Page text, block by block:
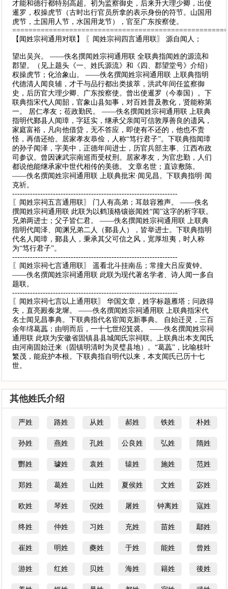
才能和德行都特别高超。初为监察御史，后来升大理少卿，出使
暹罗，权操虎节（古时出行官员所拿的表示身份的符节。山国用
虎节，土国用人节，水国用龙节），官至广东按察使。
【闻姓宗祠通用对联】 〖闻姓宗祠四言通用联〗 源自闻人；
望出吴兴。 ——佚名撰闻姓宗祠通用联 全联典指闻姓的源流和
郡望。（见上题头《一、姓氏源流》和《四、郡望堂号》介绍）
权操虎节；化洽象山。 ——佚名撰闻姓宗祠通用联 上联典指明
代德清人闻良辅，才干与品行都出类拔萃，洪武年间任监察御
史，后历官大理少卿、广东按察使。曾出使暹罗（今泰国）。下
联典指宋代人闻韶，官象山县知事，对百姓普及教化，贤能称第
一。 居仁孝友；莅政勤民。 ——佚名撰闻姓宗祠通用联 上联典
指明代鄞县人闻璋，字廷实，继承父亲闻可信敦厚善良的遗风，
家庭富裕，凡向他借贷，无不答应，即使有不还的，他也不责
怪，再借还给。居家孝友恭俭，人称“笃行君子”。下联典指闻璋
的孙子闻泽，字美中，正德年间进士，历官兵部主事、江西布政
司参议。曾因谏武宗南巡而受杖刑。居家孝友，为官忠勤，人们
都说他能继承家中世代相传的美德。 文章名世；直谅敷陈。
——佚名撰闻姓宗祠通用联 上联典批宋·闻见昌。下联典指明·闻
克祈。
-----------------------------------------------------------------
〖闻姓宗祠五言通用联〗 门人有高弟；耳鼓容雅声。 ——佚名
撰闻姓宗祠通用联 此联为以鹤顶格镶嵌闻姓“闻”这字的析字联。
兄弟两进士；父子皆仁君。 ——佚名撰闻姓宗祠通用联 上联典
指明代闻泽、闻渊兄弟二人（鄞县人），皆举进士。下联典指明
代名人闻璋，鄞县人，秉承其父可信之风，宽厚坦夷，时人称
为“笃行君子”。
-----------------------------------------------------------------
〖闻姓宗祠七言通用联〗 遥看北斗挂南岳；常撞大吕应黄钟。
——佚名撰闻姓宗祠通用联 此联为现代著名学者、诗人闻一多自
题联。
-----------------------------------------------------------------
〖闻姓宗祠七言以上通用联〗 华国文章，姓字标题雁塔；问政得
失，直亮殿奏龙墀。 ——佚名撰闻姓宗祠通用联 上联典指宋代
名士闻见昌事典。下联典指代名宦闻克新事典。 自始迁灵，三百
余年绵葛藟；由明而后，一十七世绍箕裘。 ——佚名撰闻姓宗祠
通用联 此联为安徽省固镇县县城闻氏宗祠联。上联典出本支闻氏
由河南固始迁来（固镇明清时为灵璧县地）。“葛藟”，比喻枝叶
繁茂，能庇护本根。下联典指自明代以来，本支闻氏已历十七
世。
其他姓氏介绍
严姓 路姓 从姓 郝姓 铁姓 朴姓
孙姓 燕姓 孔姓 公良姓 弘姓 隋姓
酆姓 璩姓 袁姓 辕姓 施姓 范姓
郑姓 葛姓 山姓 夏侯姓 文姓 宓姓
欧姓 琴姓 倪姓 屠姓 钟离姓 寇姓
终姓 仲姓 习姓 充姓 苗姓 鄢姓
崔姓 明姓 夔姓 于姓 能姓 曾姓
游姓 红姓 贝姓 海姓 籍姓 後姓